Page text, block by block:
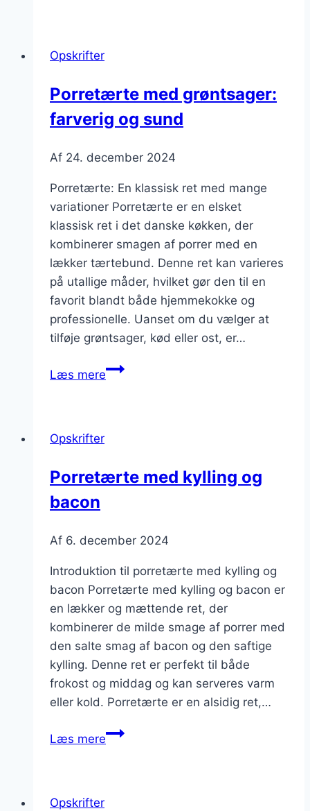
Opskrifter
Porretærte med grøntsager:
farverig og sund
Af 24. december 2024
Porretærte: En klassisk ret med mange
variationer Porretærte er en elsket
klassisk ret i det danske køkken, der
kombinerer smagen af porrer med en
lækker tærtebund. Denne ret kan varieres
på utallige måder, hvilket gør den til en
favorit blandt både hjemmekokke og
professionelle. Uanset om du vælger at
tilføje grøntsager, kød eller ost, er…
Læs merePorretærte
Opskrifter
Porretærte med kylling og
bacon
Af 6. december 2024
Introduktion til porretærte med kylling og
bacon Porretærte med kylling og bacon er
en lækker og mættende ret, der
kombinerer de milde smage af porrer med
den salte smag af bacon og den saftige
kylling. Denne ret er perfekt til både
frokost og middag og kan serveres varm
eller kold. Porretærte er en alsidig ret,…
Læs merePorretærte
Opskrifter